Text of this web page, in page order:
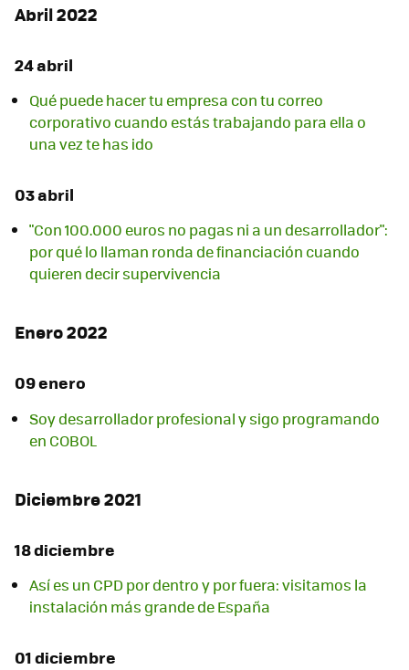
Abril 2022
24 abril
Qué puede hacer tu empresa con tu correo
corporativo cuando estás trabajando para ella o
una vez te has ido
03 abril
"Con 100.000 euros no pagas ni a un desarrollador":
por qué lo llaman ronda de financiación cuando
quieren decir supervivencia
Enero 2022
09 enero
Soy desarrollador profesional y sigo programando
en COBOL
Diciembre 2021
18 diciembre
Así es un CPD por dentro y por fuera: visitamos la
instalación más grande de España
01 diciembre